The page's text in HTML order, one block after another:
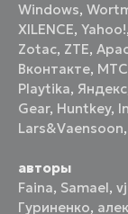
Windows,
XILENCE,Yahoo!
Zotac, ZTE,
Вконтакте, МТС
Playtika, Яндекс
Gear, Huntkey,
Lars&Vaensoon,
авторы
Faina, Samael,
Гуриненко,